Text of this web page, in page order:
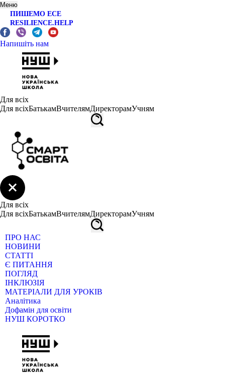
Меню
ПИШЕМО ЕСЕ
RESILIENCE.HELP
Напишіть нам
Для всіх
Для всіхБатькамВчителямДиректорамУчням
Для всіх
Для всіхБатькамВчителямДиректорамУчням
ПРО НАС
НОВИНИ
СТАТТІ
Є ПИТАННЯ
ПОГЛЯД
ІНКЛЮЗІЯ
МАТЕРІАЛИ ДЛЯ УРОКІВ
Аналітика
Дофамін для освіти
НУШ КОРОТКО